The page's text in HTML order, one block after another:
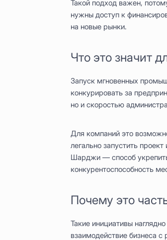
Такой подход важен,
нужны доступ к
на новые рынки.
Что это значит
Запуск мгновенных
конкурировать за
но и скоростью
Для компаний это
легально запустить
Шарджи — способ
конкурентоспособность
Почему это
Такие инициативы
взаимодействие бизнеса